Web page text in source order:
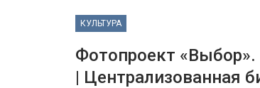
КУЛЬТУРА
Фотопроект
| Централизованная